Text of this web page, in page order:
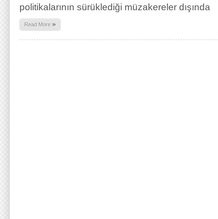
politikalarının sürüklediği müzakereler dışında
Read More »